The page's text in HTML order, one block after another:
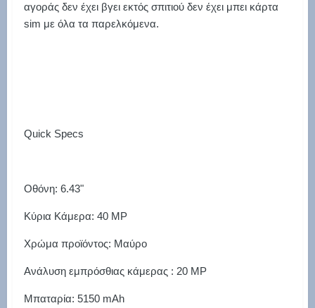
αγοράς δεν έχει βγει εκτός σπιτιού δεν έχει μπει κάρτα
sim με όλα τα παρελκόμενα.
Quick Specs
Οθόνη: 6.43"
Κύρια Κάμερα: 40 MP
Χρώμα προϊόντος: Μαύρο
Ανάλυση εμπρόσθιας κάμερας : 20 MP
Μπαταρία: 5150 mAh